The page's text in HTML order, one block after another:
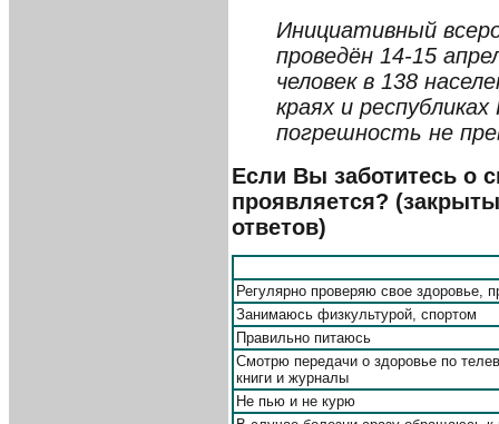
Инициативный
проведён 14-15
человек в 138
краях и
погрешность не
Если Вы заботитесь о
проявляется?
ответов)
Регулярно проверяю свое здоровье,
Занимаюсь физкультурой, спортом
Правильно питаюсь
Смотрю передачи о здоровье по
книги и журналы
Не пью и не курю